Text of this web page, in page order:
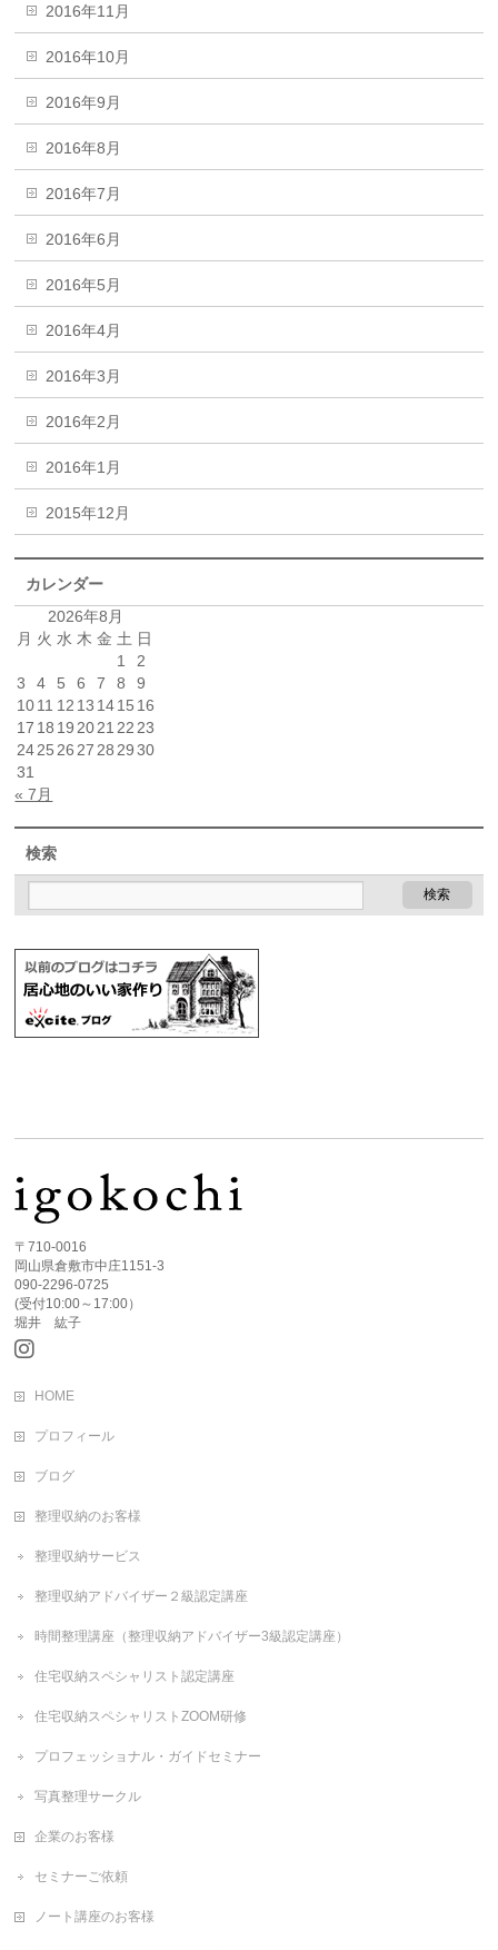
2016年11月
2016年10月
2016年9月
2016年8月
2016年7月
2016年6月
2016年5月
2016年4月
2016年3月
2016年2月
2016年1月
2015年12月
カレンダー
2026年8月
月 火 水 木 金 土 日
1
2
3
4 5 6 7 8
9
1011 12 13 1415 16
17 18 19 2021 22 23
2425 26 27 28 29 30
31
« 7月
検索
〒710-0016
岡山県倉敷市中庄1151-3
090-2296-0725
(受付10:00～17:00）
堀井 紘子
HOME
プロフィール
ブログ
整理収納のお客様
整理収納サービス
整理収納アドバイザー２級認定講座
時間整理講座（整理収納アドバイザー3級認定講座）
住宅収納スペシャリスト認定講座
住宅収納スペシャリストZOOM研修
プロフェッショナル・ガイドセミナー
写真整理サークル
企業のお客様
セミナーご依頼
ノート講座のお客様